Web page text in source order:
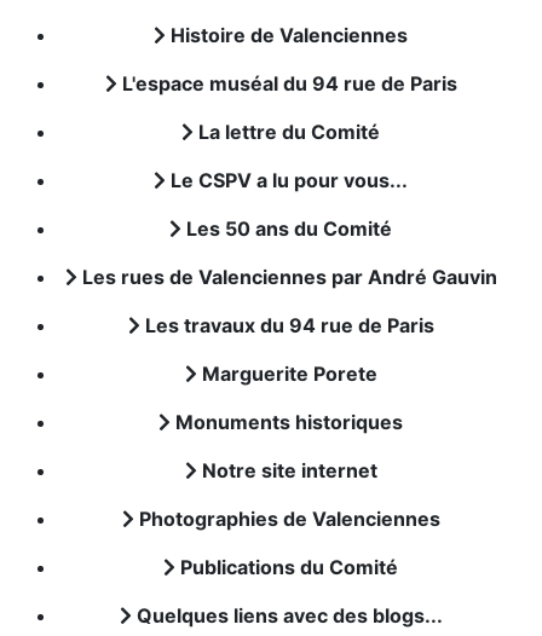
Histoire de Valenciennes
L'espace muséal du 94 rue de Paris
La lettre du Comité
Le CSPV a lu pour vous...
Les 50 ans du Comité
Les rues de Valenciennes par André Gauvin
Les travaux du 94 rue de Paris
Marguerite Porete
Monuments historiques
Notre site internet
Photographies de Valenciennes
Publications du Comité
Quelques liens avec des blogs...